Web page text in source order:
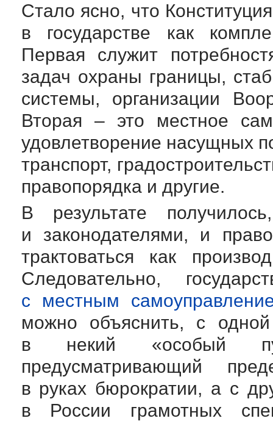
Стало ясно, что
в государстве как
Первая служит
задач охраны границы,
системы, организации
Вторая – это местное
удовлетворение насущных
транспорт,
правопорядка и другие.
В результате
и законодателями, и
трактоваться как
Следовательно,
с местным
можно объяснить, с
в некий «особый
предусматривающий
в руках бюрократии, а с
в России грамотных